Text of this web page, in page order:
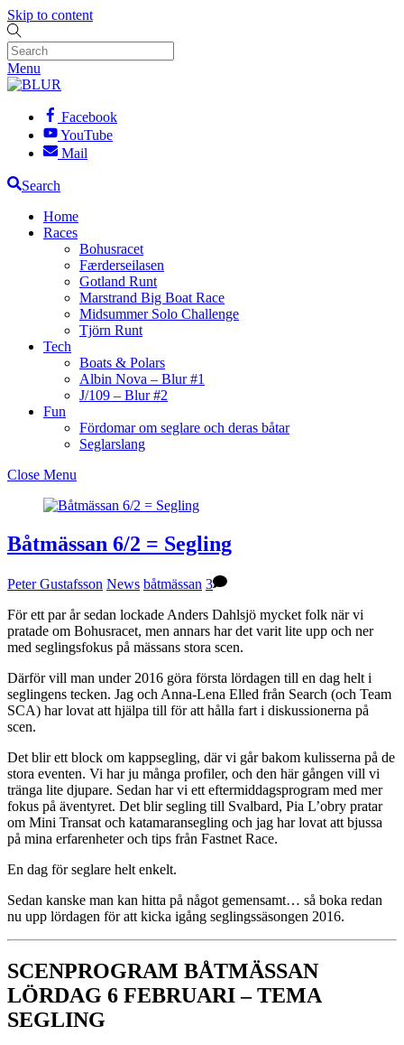
Skip to content
Menu
Facebook
YouTube
Mail
Search
Home
Races
Bohusracet
Færderseilasen
Gotland Runt
Marstrand Big Boat Race
Midsummer Solo Challenge
Tjörn Runt
Tech
Boats & Polars
Albin Nova – Blur #1
J/109 – Blur #2
Fun
Fördomar om seglare och deras båtar
Seglarslang
Close Menu
Båtmässan 6/2 = Segling
Peter Gustafsson News båtmässan 3
För ett par år sedan lockade Anders Dahlsjö mycket folk när vi
pratade om Bohusracet, men annars har det varit lite upp och ner
med seglingsfokus på mässans stora scen.
Därför vill man under 2016 göra första lördagen till en dag helt i
seglingens tecken. Jag och Anna-Lena Elled från Search (och Team
SCA) har lovat att hjälpa till för att hålla fart i diskussionerna på
scen.
Det blir ett block om kappsegling, där vi går bakom kulisserna på de
stora eventen. Vi har ju många profiler, och den här gången vill vi
tränga lite djupare. Sedan har vi ett eftermiddagsprogram med mer
fokus på äventyret. Det blir segling till Svalbard, Pia L’obry pratar
om Mini Transat och katamaransegling och jag har lovat att bjussa
på mina erfarenheter och tips från Fastnet Race.
En dag för seglare helt enkelt.
Sedan kanske man kan hitta på något gemensamt… så boka redan
nu upp lördagen för att kicka igång seglingssäsongen 2016.
SCENPROGRAM BÅTMÄSSAN
LÖRDAG 6 FEBRUARI – TEMA
SEGLING